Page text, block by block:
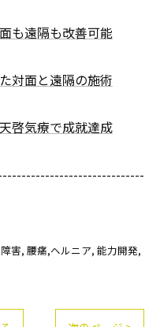
も遠隔も改善可能
対面と遠隔の施術
啓気療で成就達成
害 腰痛,ヘルニア 能力開発